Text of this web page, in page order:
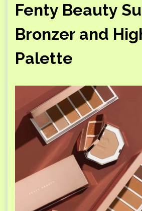
Fenty Beauty
Bronzer and
Palette